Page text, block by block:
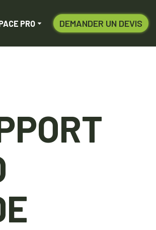
PRO DEMANDER UN DEVIS